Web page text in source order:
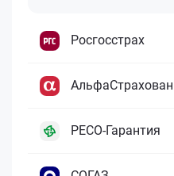
Росгосстрах
РЕСО-Гарантия